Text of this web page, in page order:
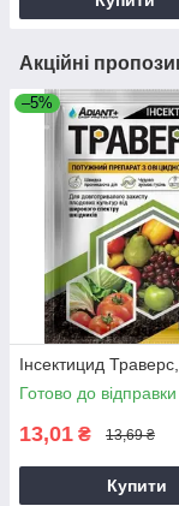
Акційні
–5%
Інсектицид
Готово до відправки
13,01 ₴ 13,69 ₴
Купити